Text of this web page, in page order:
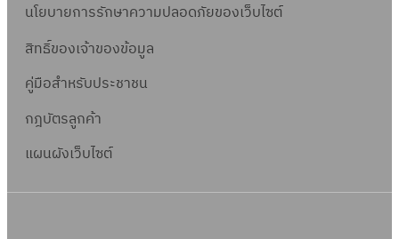
นโยบายการรักษาความปลอดภัยของเว็บไซต์
สิทธิ์ของเจ้าของข้อมูล
คู่มือสำหรับประชาชน
กฎบัตรลูกค้า
แผนผังเว็บไซต์